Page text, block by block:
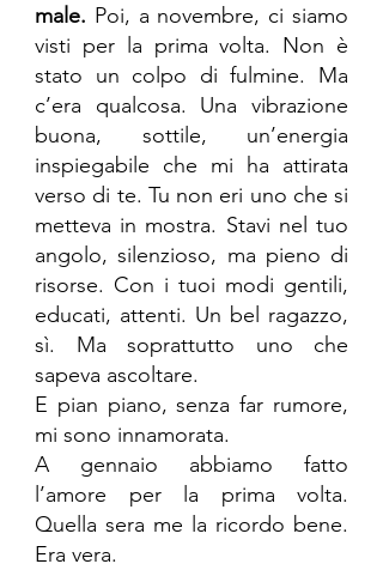
male. Poi, a novembre, ci siamo
visti per la prima volta. Non è
stato un colpo di fulmine. Ma
c’era qualcosa. Una vibrazione
buona, sottile, un’energia
inspiegabile che mi ha attirata
verso di te. Tu non eri uno che si
metteva in mostra. Stavi nel tuo
angolo, silenzioso, ma pieno di
risorse. Con i tuoi modi gentili,
educati, attenti. Un bel ragazzo,
sì. Ma soprattutto uno che
sapeva ascoltare.
E pian piano, senza far rumore,
mi sono innamorata.
A gennaio abbiamo fatto
l’amore per la prima volta.
Quella sera me la ricordo bene.
Era vera.